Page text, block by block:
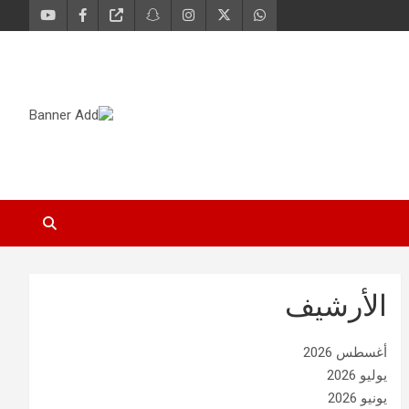
الأرشيف
أغسطس 2026
يوليو 2026
يونيو 2026